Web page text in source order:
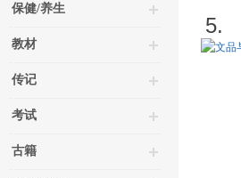
保健/养生
教材
传记
考试
古籍
5.